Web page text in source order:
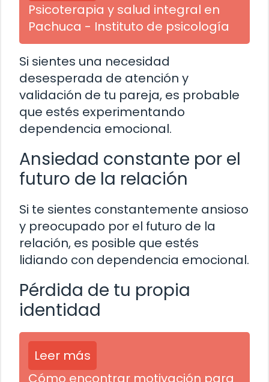
Psicoterapia y salud integral en
Pachuca - Instituto de psicología
Si sientes una necesidad
desesperada de atención y
validación de tu pareja, es probable
que estés experimentando
dependencia emocional.
Ansiedad constante por el
futuro de la relación
Si te sientes constantemente ansioso
y preocupado por el futuro de la
relación, es posible que estés
lidiando con dependencia emocional.
Pérdida de tu propia
identidad
Leer más
Cómo encontrar motivación para